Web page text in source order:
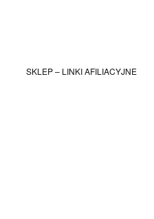
SKLEP – LINKI AFILIACYJNE